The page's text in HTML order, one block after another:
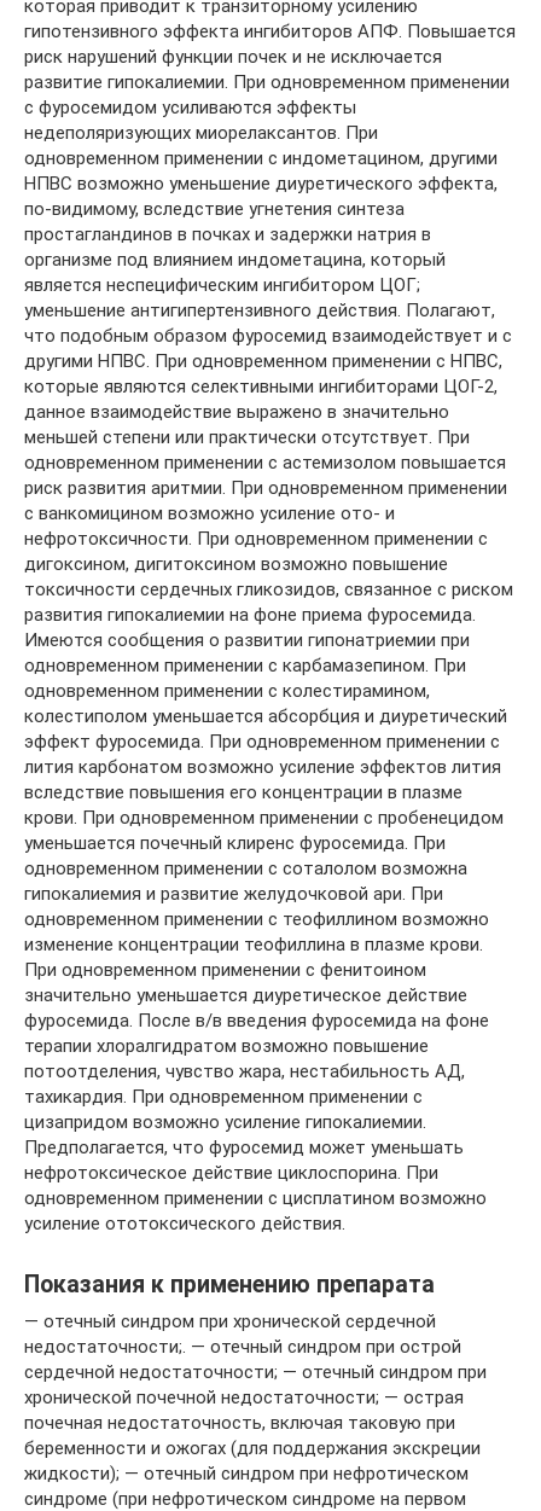
которая приводит к транзиторному усилению
гипотензивного эффекта ингибиторов АПФ. Повышается
риск нарушений функции почек и не исключается
развитие гипокалиемии. При одновременном применении
с фуросемидом усиливаются эффекты
недеполяризующих миорелаксантов. При
одновременном применении с индометацином, другими
НПВС возможно уменьшение диуретического эффекта,
по-видимому, вследствие угнетения синтеза
простагландинов в почках и задержки натрия в
организме под влиянием индометацина, который
является неспецифическим ингибитором ЦОГ;
уменьшение антигипертензивного действия. Полагают,
что подобным образом фуросемид взаимодействует и с
другими НПВС. При одновременном применении с НПВС,
которые являются селективными ингибиторами ЦОГ-2,
данное взаимодействие выражено в значительно
меньшей степени или практически отсутствует. При
одновременном применении с астемизолом повышается
риск развития аритмии. При одновременном применении
с ванкомицином возможно усиление ото- и
нефротоксичности. При одновременном применении с
дигоксином, дигитоксином возможно повышение
токсичности сердечных гликозидов, связанное с риском
развития гипокалиемии на фоне приема фуросемида.
Имеются сообщения о развитии гипонатриемии при
одновременном применении с карбамазепином. При
одновременном применении с колестирамином,
колестиполом уменьшается абсорбция и диуретический
эффект фуросемида. При одновременном применении с
лития карбонатом возможно усиление эффектов лития
вследствие повышения его концентрации в плазме
крови. При одновременном применении с пробенецидом
уменьшается почечный клиренс фуросемида. При
одновременном применении с соталолом возможна
гипокалиемия и развитие желудочковой ари. При
одновременном применении с теофиллином возможно
изменение концентрации теофиллина в плазме крови.
При одновременном применении с фенитоином
значительно уменьшается диуретическое действие
фуросемида. После в/в введения фуросемида на фоне
терапии хлоралгидратом возможно повышение
потоотделения, чувство жара, нестабильность АД,
тахикардия. При одновременном применении с
цизапридом возможно усиление гипокалиемии.
Предполагается, что фуросемид может уменьшать
нефротоксическое действие циклоспорина. При
одновременном применении с цисплатином возможно
усиление ототоксического действия.
Показания к применению препарата
— отечный синдром при хронической сердечной
недостаточности;. — отечный синдром при острой
сердечной недостаточности; — отечный синдром при
хронической почечной недостаточности; — острая
почечная недостаточность, включая таковую при
беременности и ожогах (для поддержания экскреции
жидкости); — отечный синдром при нефротическом
синдроме (при нефротическом синдроме на первом